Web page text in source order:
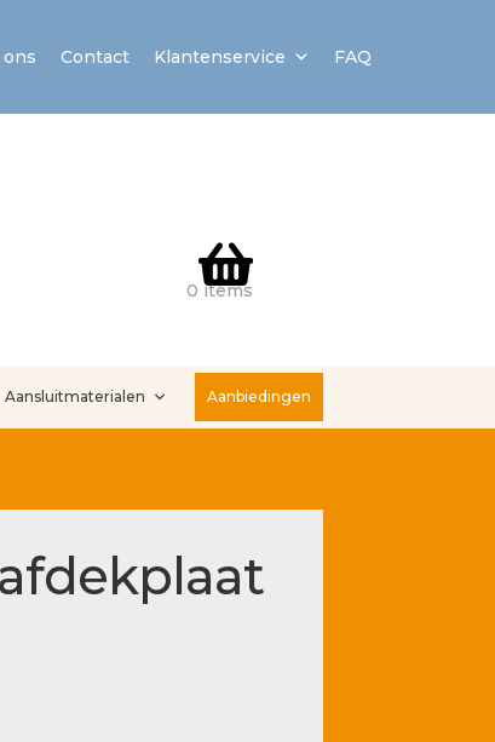
Contact Klantenservice FAQ
0 items
Aansluitmaterialen Aanbiedingen
afdekplaat